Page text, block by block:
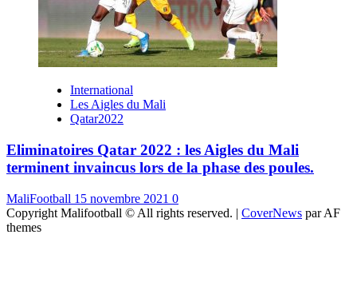
International
Les Aigles du Mali
Qatar2022
Eliminatoires Qatar 2022 : les Aigles du Mali
terminent invaincus lors de la phase des poules.
MaliFootball 15 novembre 2021 0
Copyright Malifootball © All rights reserved. | CoverNews par AF
themes